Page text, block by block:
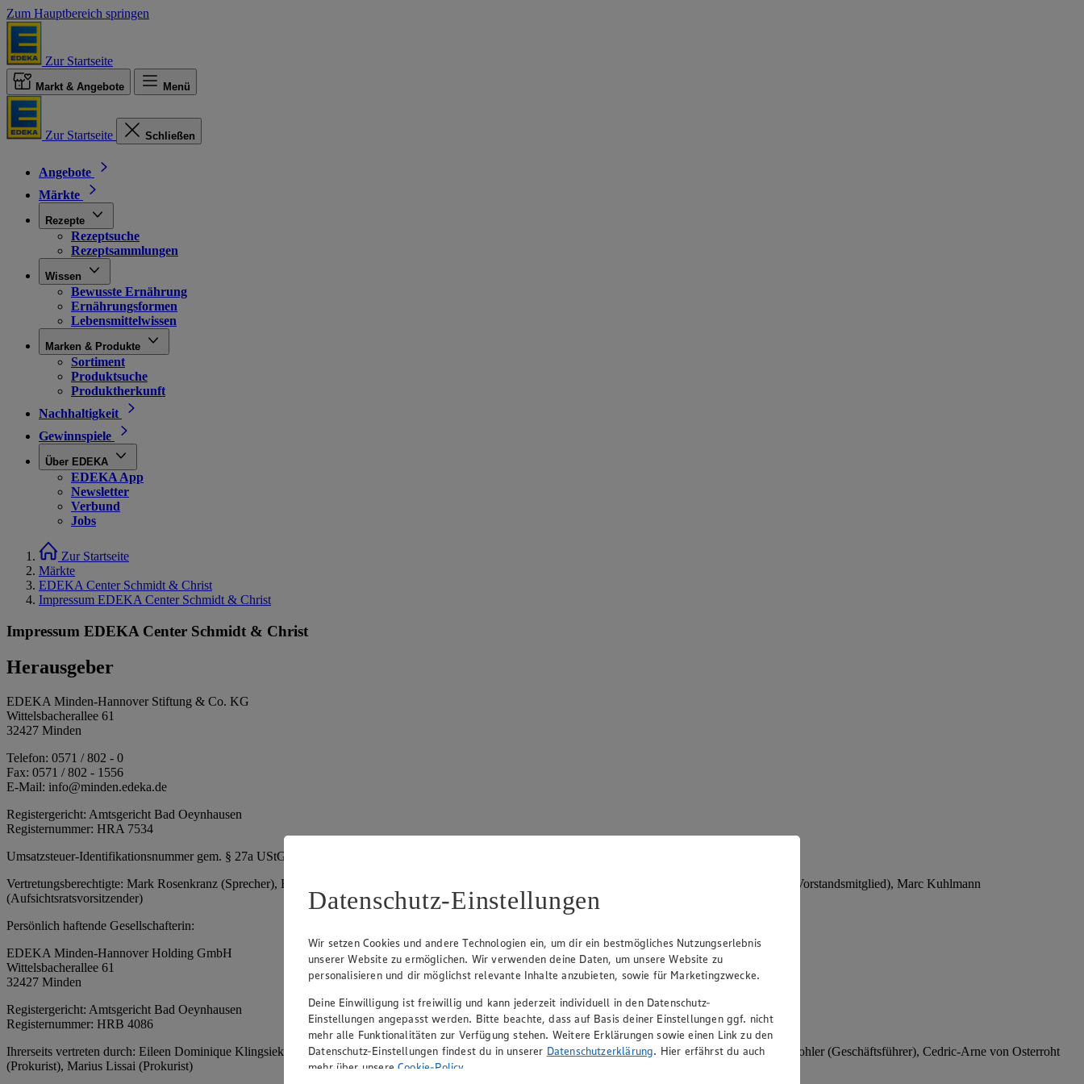
Zum Hauptbereich springen
Zur Startseite
Markt & Angebote Menü
Zur Startseite Schließen
Angebote
Märkte
Rezepte
Rezeptsuche
Rezeptsammlungen
Wissen
Bewusste Ernährung
Ernährungsformen
Lebensmittelwissen
Marken & Produkte
Sortiment
Produktsuche
Produktherkunft
Nachhaltigkeit
Gewinnspiele
Über EDEKA
EDEKA App
Newsletter
Verbund
Jobs
Zur Startseite
Märkte
EDEKA Center Schmidt & Christ
Impressum EDEKA Center Schmidt & Christ
Impressum EDEKA Center Schmidt & Christ
Herausgeber
EDEKA Minden-Hannover Stiftung & Co. KG
Wittelsbacherallee 61
32427 Minden
Telefon: 0571 / 802 - 0
Fax: 0571 / 802 - 1556
E-Mail: info@minden.edeka.de
Registergericht: Amtsgericht Bad Oeynhausen
Registernummer: HRA 7534
Umsatzsteuer-Identifikationsnummer gem. § 27a UStG: DE 266067317
Vertretungsberechtigte: Mark Rosenkranz (Sprecher), Eileen Dominique Klingsiek (Vorstandsmitglied), Ulf-U. Plath (Vorstandsmitglied), Stephan Wohler (Vorstandsmitglied), Marc Kuhlmann
(Aufsichtsratsvorsitzender)
Persönlich haftende Gesellschafterin:
EDEKA Minden-Hannover Holding GmbH
Wittelsbacherallee 61
32427 Minden
Registergericht: Amtsgericht Bad Oeynhausen
Registernummer: HRB 4086
Ihrerseits vertreten durch: Eileen Dominique Klingsiek (Geschäftsführerin), Mark Rosenkranz (Geschäftsführer), Ulf-U. Plath (Geschäftsführer), Stephan Wohler (Geschäftsführer), Cedric-Arne von Osterroht
(Prokurist), Marius Lissai (Prokurist)
Datenschutz-Einstellungen
Wir setzen Cookies und andere Technologien ein, um dir ein bestmögliches Nutzungserlebnis
unserer Website zu ermöglichen. Wir verwenden deine Daten, um unsere Website zu
personalisieren und dir möglichst relevante Inhalte anzubieten, sowie für Marketingzwecke.
Deine Einwilligung ist freiwillig und kann jederzeit individuell in den Datenschutz-
Einstellungen angepasst werden. Bitte beachte, dass auf Basis deiner Einstellungen ggf. nicht
mehr alle Funktionalitäten zur Verfügung stehen. Weitere Erklärungen sowie einen Link zu den
Datenschutz-Einstellungen findest du in unserer Datenschutzerklärung. Hier erfährst du auch
mehr über unsereCookie-Policy.